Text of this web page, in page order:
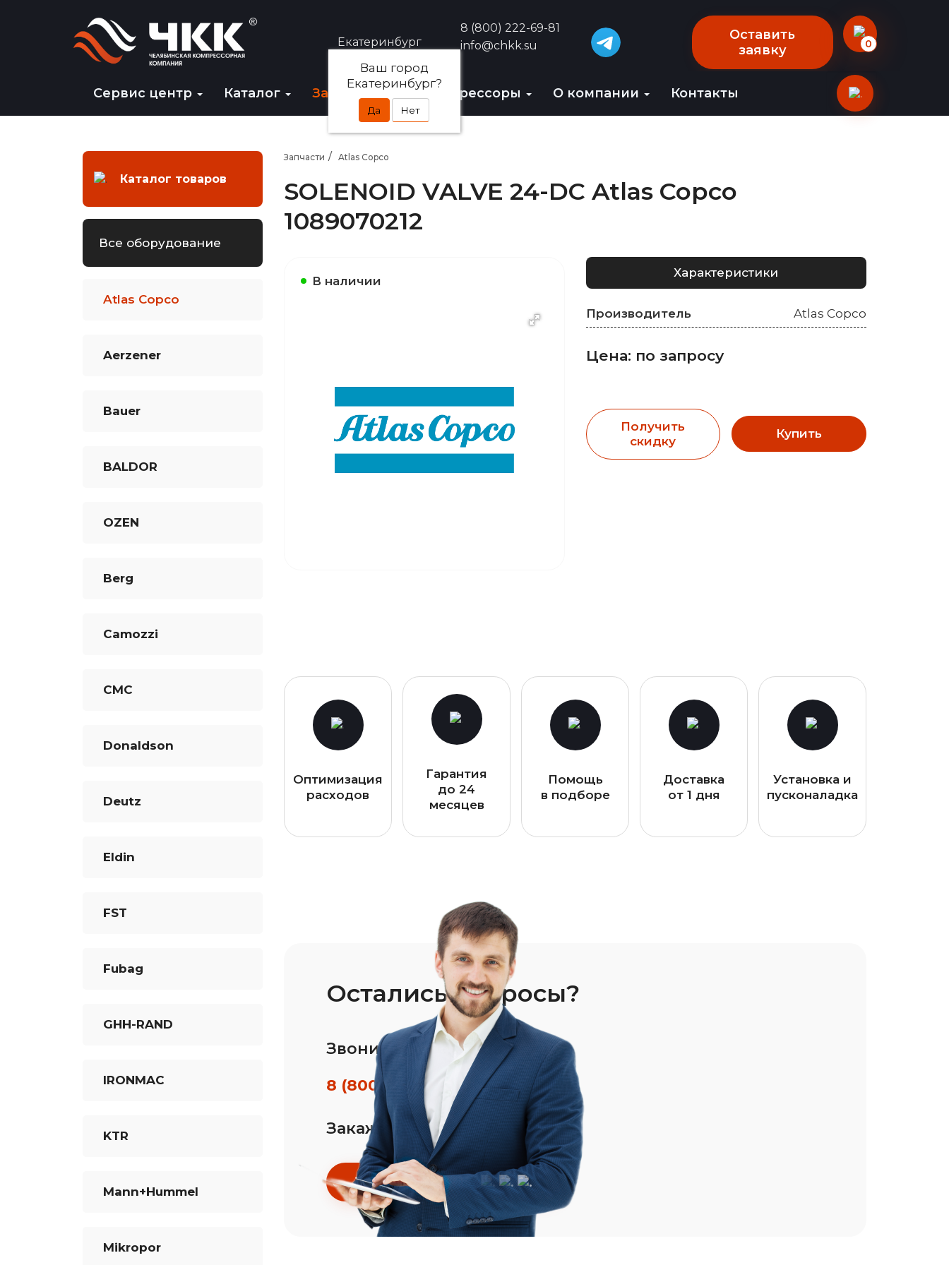
Екатеринбург
Ваш город
Екатеринбург?
Да Нет
8 (800) 222-69-81
info@chkk.su
Оставить
заявку
0
Сервис центр Каталог Запчасти БУ-компрессоры О компании Контакты
Каталог товаров
Все оборудование
Atlas Copco
Aerzener
Bauer
BALDOR
OZEN
Berg
Camozzi
CMC
Donaldson
Deutz
Eldin
FST
Fubag
GHH-RAND
IRONMAC
KTR
Mann+Hummel
Mikropor
Запчасти Atlas Copco
SOLENOID VALVE 24-DC Atlas Copco
1089070212
В наличии
Характеристики
Производитель Atlas Copco
Цена: по запросу
Получить
скидку
Купить
Оптимизация
расходов
Гарантия
до 24
месяцев
Помощь
в подборе
Доставка
от 1 дня
Установка и
пусконаладка
Остались вопросы?
Звоните по телефону
8 (800) 350-01-26
Закажите обратный звонок
Заказать звонок